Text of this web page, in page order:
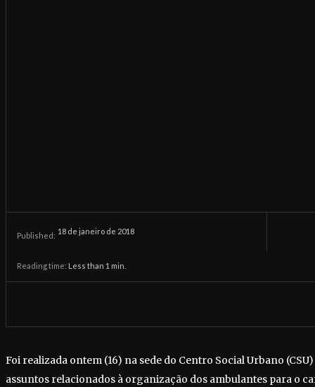
Published: 18 de janeiro de 2018
Reading time: Less than 1 min.
Foi realizada ontem (16) na sede do Centro Social Urbano
assuntos relacionados à organização dos ambulantes para o